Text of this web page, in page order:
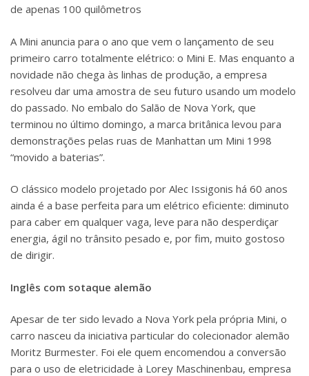
de apenas 100 quilômetros
A Mini anuncia para o ano que vem o lançamento de seu
primeiro carro totalmente elétrico: o Mini E. Mas enquanto a
novidade não chega às linhas de produção, a empresa
resolveu dar uma amostra de seu futuro usando um modelo
do passado. No embalo do Salão de Nova York, que
terminou no último domingo, a marca britânica levou para
demonstrações pelas ruas de Manhattan um Mini 1998
“movido a baterias”.
O clássico modelo projetado por Alec Issigonis há 60 anos
ainda é a base perfeita para um elétrico eficiente: diminuto
para caber em qualquer vaga, leve para não desperdiçar
energia, ágil no trânsito pesado e, por fim, muito gostoso
de dirigir.
Inglês com sotaque alemão
Apesar de ter sido levado a Nova York pela própria Mini, o
carro nasceu da iniciativa particular do colecionador alemão
Moritz Burmester. Foi ele quem encomendou a conversão
para o uso de eletricidade à Lorey Maschinenbau, empresa